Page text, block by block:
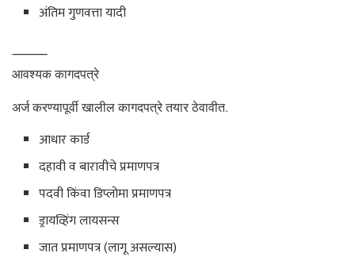
अंतिम गुणवत्ता यादी
⸻
आवश्यक कागदपत्रे
अर्ज करण्यापूर्वी खालील कागदपत्रे तयार ठेवावीत.
आधार कार्ड
दहावी व बारावीचे प्रमाणपत्र
पदवी किंवा डिप्लोमा प्रमाणपत्र
ड्रायव्हिंग लायसन्स
जात प्रमाणपत्र (लागू असल्यास)